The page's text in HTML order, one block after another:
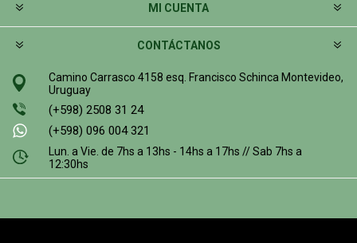
MI CUENTA
CONTÁCTANOS
Camino Carrasco 4158 esq. Francisco Schinca Montevideo,
Uruguay
(+598) 2508 31 24
(+598) 096 004 321
Lun. a Vie. de 7hs a 13hs - 14hs a 17hs // Sab 7hs a
12:30hs